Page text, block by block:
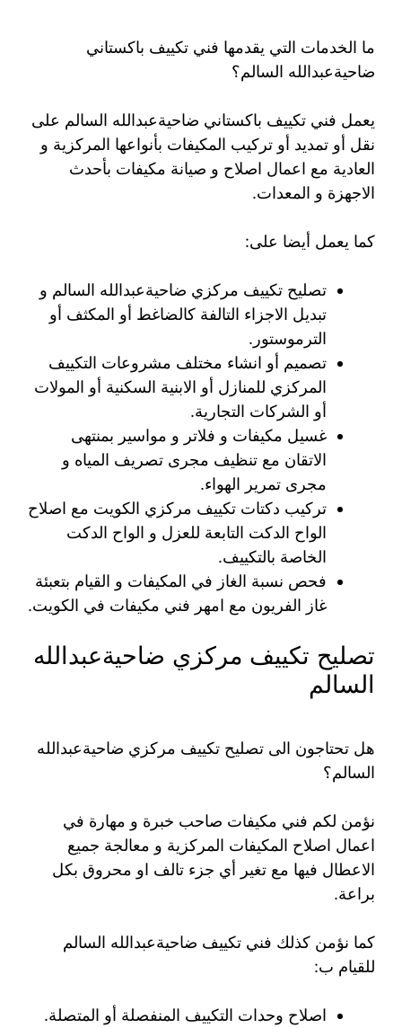
ما الخدمات التي يقدمها فني تكييف باكستاني
ضاحيةعبدالله السالم؟
يعمل فني تكييف باكستاني ضاحيةعبدالله السالم على
نقل أو تمديد أو تركيب المكيفات بأنواعها المركزية و
العادية مع اعمال اصلاح و صيانة مكيفات بأحدث
الاجهزة و المعدات.
كما يعمل أيضا على:
تصليح تكييف مركزي ضاحيةعبدالله السالم و
تبديل الاجزاء التالفة كالضاغط أو المكثف أو
الترموستور.
تصميم أو انشاء مختلف مشروعات التكييف
المركزي للمنازل أو الابنية السكنية أو المولات
أو الشركات التجارية.
غسيل مكيفات و فلاتر و مواسير بمنتهى
الاتقان مع تنظيف مجرى تصريف المياه و
مجرى تمرير الهواء.
تركيب دكتات تكييف مركزي الكويت مع اصلاح
الواح الدكت التابعة للعزل و الواح الدكت
الخاصة بالتكييف.
فحص نسبة الغاز في المكيفات و القيام بتعبئة
غاز الفريون مع امهر فني مكيفات في الكويت.
تصليح تكييف مركزي ضاحيةعبدالله
السالم
هل تحتاجون الى تصليح تكييف مركزي ضاحيةعبدالله
السالم؟
نؤمن لكم فني مكيفات صاحب خبرة و مهارة في
اعمال اصلاح المكيفات المركزية و معالجة جميع
الاعطال فيها مع تغير أي جزء تالف او محروق بكل
براعة.
كما نؤمن كذلك فني تكييف ضاحيةعبدالله السالم
للقيام ب:
اصلاح وحدات التكييف المنفصلة أو المتصلة.